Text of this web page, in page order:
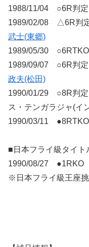
1988/11/04 ○6R判
1989/02/08 △6R判
武士(東郷)
1989/05/30
1989/09/07 ○6R判
政夫(松田)
1990/01/29 ○8R判
ス・テンガラジャ(イ
1990/03/11
■日本フライ級タイト
1990/08/27 ●1RKO
※日本フライ級王座